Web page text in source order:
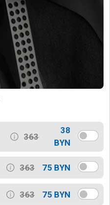
363
38
BYN
363 75 BYN
363 75 BYN